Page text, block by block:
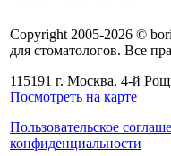
Copyright 2005-2026 ©
для стоматологов. Все
115191 г. Москва, 4-й
Посмотреть на карте
Пользовательское
конфиденциальности